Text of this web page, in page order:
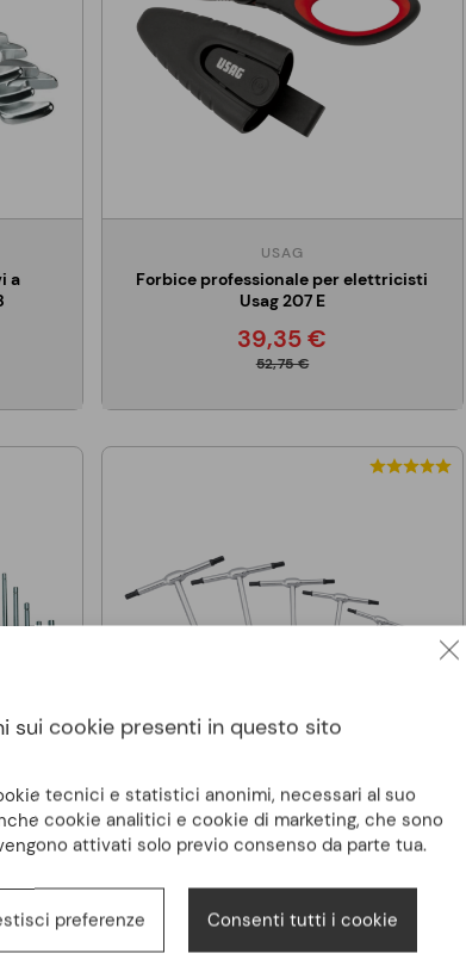
a
USAG
Forbice professionale per elettricisti
Usag 207 E
39,35 €
52,75 €
T
| 7-
USAG
Serie 6 chiavi T maschio testa sferica
sui cookie presenti in questo sito
tecnici e statistici anonimi, necessari al suo
cookie analitici e cookie di marketing, che sono
attivati solo previo consenso da parte tua.
preferenze Consenti tutti i cookie